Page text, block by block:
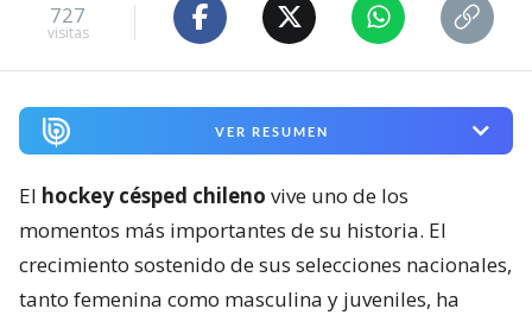
727
visitas
VER RESUMEN
El hockey césped chileno vive uno de los
momentos más importantes de su historia. El
crecimiento sostenido de sus selecciones nacionales,
tanto femenina como masculina y juveniles, ha